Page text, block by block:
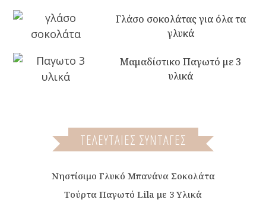
Γλάσο σοκολάτας για όλα τα
γλυκά
Μαμαδίστικο Παγωτό με 3
υλικά
ΤΕΛΕΥΤΑΙΕΣ ΣΥΝΤΑΓΕΣ
Νηστίσιμο Γλυκό Μπανάνα Σοκολάτα
Τούρτα Παγωτό Lila με 3 Υλικά